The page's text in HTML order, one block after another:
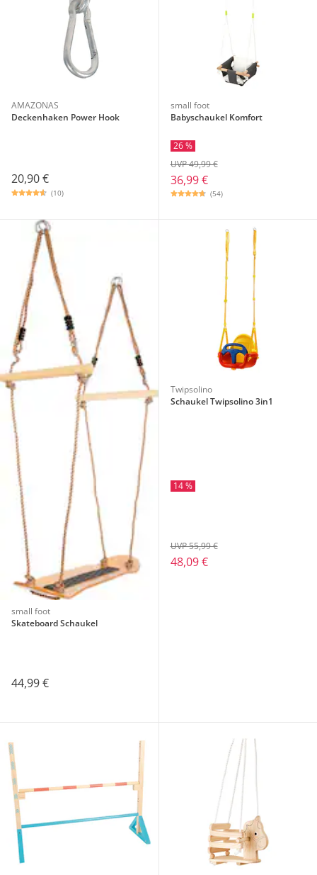
AMAZONAS
Deckenhaken Power Hook
20,90 €
(10)
small foot
Babyschaukel Komfort
26 %
36,99 €
UVP 49,99 €
(54)
small foot
Skateboard Schaukel
44,99 €
Twipsolino
Schaukel Twipsolino 3in1
14 %
48,09 €
UVP 55,99 €